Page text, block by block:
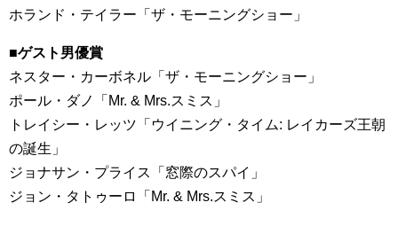
ホランド・テイラー「ザ・モーニングショー」
■ゲスト男優賞
ネスター・カーボネル「ザ・モーニングショー」
ポール・ダノ「Mr. & Mrs.スミス」
トレイシー・レッツ「ウイニング・タイム: レイカーズ王朝
の誕生」
ジョナサン・プライス「窓際のスパイ」
ジョン・タトゥーロ「Mr. & Mrs.スミス」